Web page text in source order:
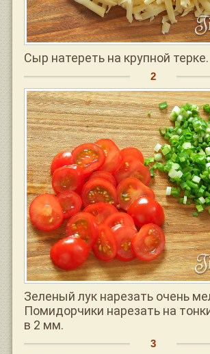
Сыр натереть на крупной терке.
Зеленый лук нарезать очень
Помидорчики нарезать на
в 2 мм.